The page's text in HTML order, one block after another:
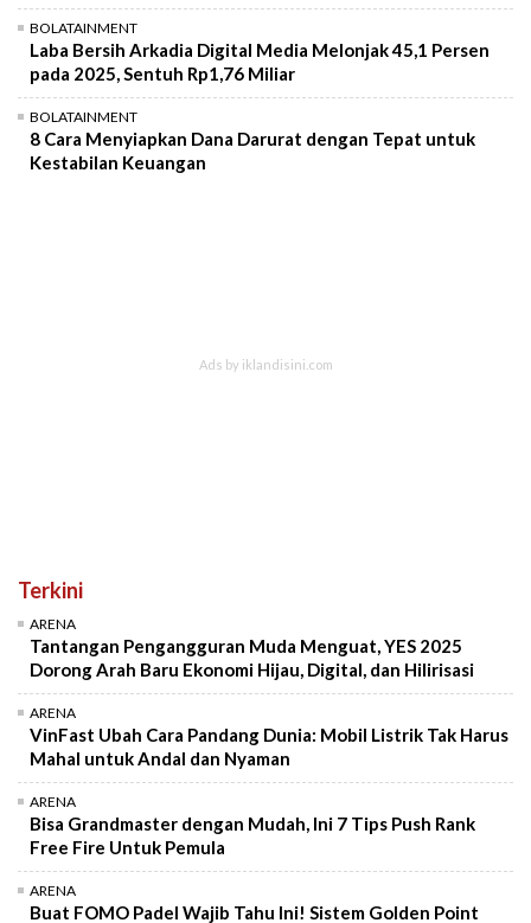
BOLATAINMENT
Laba Bersih Arkadia Digital Media Melonjak 45,1 Persen
pada 2025, Sentuh Rp1,76 Miliar
BOLATAINMENT
8 Cara Menyiapkan Dana Darurat dengan Tepat untuk
Kestabilan Keuangan
Terkini
ARENA
Tantangan Pengangguran Muda Menguat, YES 2025
Dorong Arah Baru Ekonomi Hijau, Digital, dan Hilirisasi
ARENA
VinFast Ubah Cara Pandang Dunia: Mobil Listrik Tak Harus
Mahal untuk Andal dan Nyaman
ARENA
Bisa Grandmaster dengan Mudah, Ini 7 Tips Push Rank
Free Fire Untuk Pemula
ARENA
Buat FOMO Padel Wajib Tahu Ini! Sistem Golden Point